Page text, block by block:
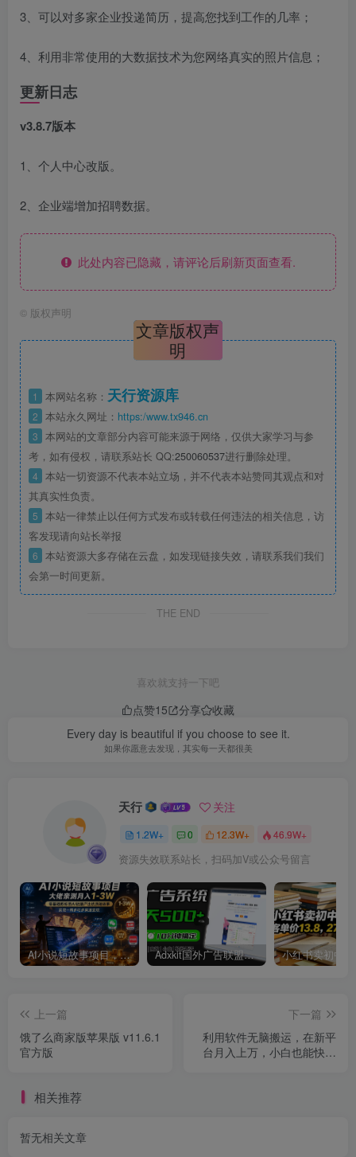
3、可以对多家企业投递简历，提高您找到工作的几率；
4、利用非常使用的大数据技术为您网络真实的照片信息；
更新日志
v3.8.7版本
1、个人中心改版。
2、企业端增加招聘数据。
此处内容已隐藏，请评论后刷新页面查看.
© 版权声明
文章版权声
明
1 本网站名称： 天行资源库
2 本站永久网址： https:/www.tx946.cn
3 本网站的文章部分内容可能来源于网络，仅供大家学习与参
考，如有侵权，请联系站长 QQ:250060537进行删除处理。
4 本站一切资源不代表本站立场，并不代表本站赞同其观点和对
其真实性负责。
5 本站一律禁止以任何方式发布或转载任何违法的相关信息，访
客发现请向站长举报
6 本站资源大多存储在云盘，如发现链接失效，请联系我们我们
会第一时间更新。
THE END
喜欢就支持一下吧
点赞15 分享
收藏
Every day is beautiful if you choose to see it.
如果你愿意去发现，其实每一天都很美
天行 关注
1.2W+ 0 12.3W+ 46.9W+
资源失效联系站长，扫码加V或公众号留言
AI小说短故事项目，大佬亲测月入1-3W，零基础教你用AI批量产出优质短故事，实现一稿多吃多渠道变现 Adxkit国外广告联盟系统，一天上500+广告，让你的投放更加高效简单！
上一篇
饿了么商家版苹果版 v11.6.1
官方版
下一篇
利用软件无脑搬运，在新平
台月入上万，小白也能快速
相关推荐
暂无相关文章